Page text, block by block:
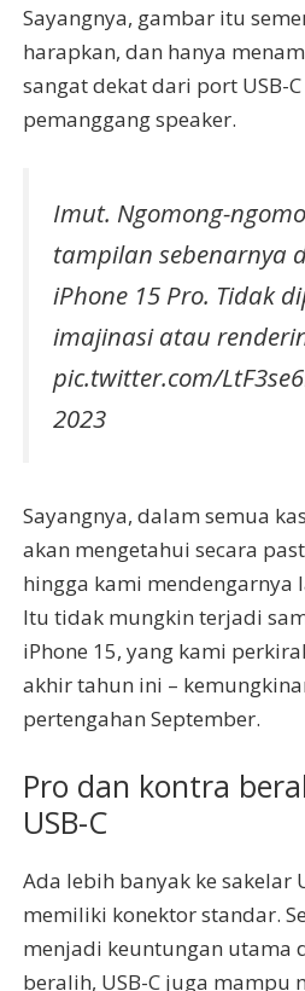
Sayangnya, gambar itu
harapkan, dan hanya
sangat dekat dari port USB-
pemanggang speaker.
Imut. Ngomong-
tampilan sebenarnya
iPhone 15 Pro. Tidak
imajinasi atau
pic.twitter.com/
2023
Sayangnya, dalam semua
akan mengetahui secara
hingga kami mendengarnya
Itu tidak mungkin terjadi
iPhone 15, yang kami
akhir tahun ini –
pertengahan September.
Pro dan kontra
USB-C
Ada lebih banyak ke sakelar
memiliki konektor standar.
menjadi keuntungan utama
beralih, USB-C juga mampu